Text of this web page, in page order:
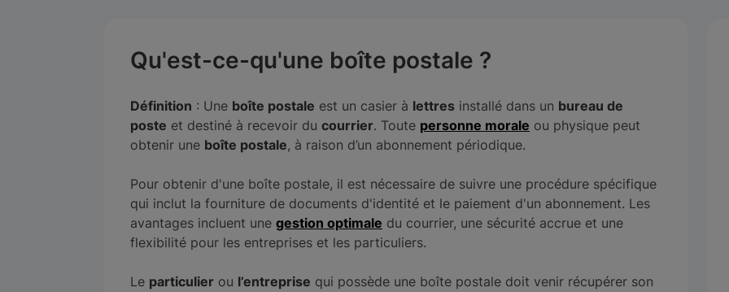
Qu'est-ce-qu'une boîte postale ?
Définition : Une boîte postale est un casier à lettres installé dans un bureau de
poste et destiné à recevoir du courrier. Toute personne morale ou physique peut
obtenir une boîte postale, à raison d’un abonnement périodique.
Pour obtenir d'une boîte postale, il est nécessaire de suivre une procédure spécifique
qui inclut la fourniture de documents d'identité et le paiement d'un abonnement. Les
avantages incluent une gestion optimale du courrier, une sécurité accrue et une
flexibilité pour les entreprises et les particuliers.
Le particulier ou l’entreprise qui possède une boîte postale doit venir récupérer son